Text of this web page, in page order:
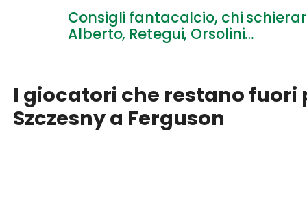
Consigli fantacalcio, chi
Alberto, Retegui, Orsolini…
I giocatori che restano fuori
Szczesny a Ferguson